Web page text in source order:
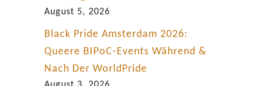
n
August 5, 2026
Black Pride Amsterdam 2026:
Queere BIPoC-Events Während &
Nach Der WorldPride